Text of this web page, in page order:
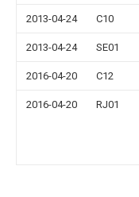
2013-04-24 C10
2013-04-24 SE01
2016-04-20 C12
2016-04-20 RJ01